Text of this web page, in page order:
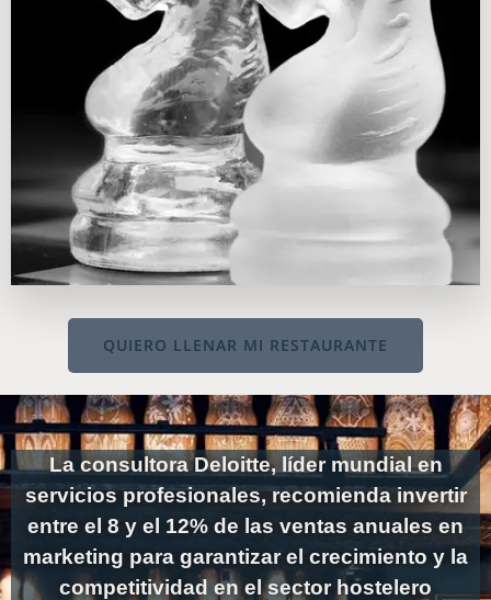
QUIERO LLENAR MI RESTAURANTE
La consultora Deloitte, líder mundial en
servicios profesionales, recomienda invertir
entre el 8 y el 12% de las ventas anuales en
marketing para garantizar el crecimiento y la
competitividad en el sector hostelero